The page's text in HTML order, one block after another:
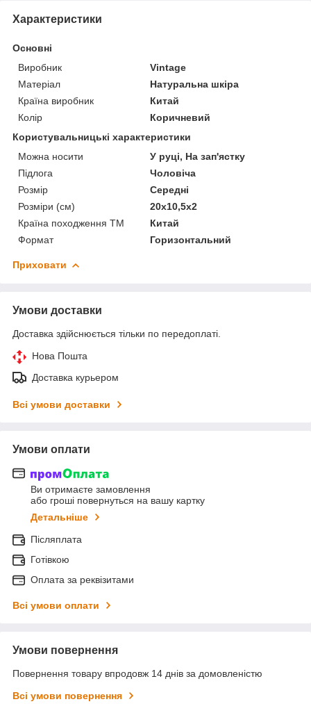
Характеристики
Основні
Виробник
Vintage
Матеріал
Натуральна шкіра
Країна виробник
Китай
Колір
Коричневий
Користувальницькі характеристики
Можна носити
У руці, На зап'ястку
Підлога
Чоловіча
Розмір
Середні
Розміри (см)
20х10,5х2
Країна походження ТМ
Китай
Формат
Горизонтальний
Приховати
Умови доставки
Доставка здійснюється тільки по передоплаті.
Нова Пошта
Доставка курьером
Всі умови доставки
Умови оплати
Ви отримаєте замовлення
або гроші повернуться на вашу картку
Детальніше
Післяплата
Готівкою
Оплата за реквізитами
Всі умови оплати
Умови повернення
Повернення товару впродовж 14 днів за домовленістю
Всі умови повернення